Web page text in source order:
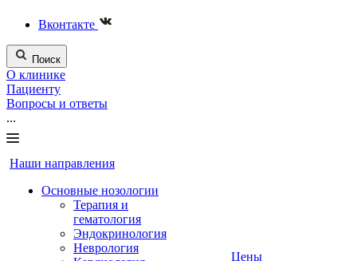
Вконтакте
Поиск
О клинике
Пациенту
Вопросы и ответы
...
Наши направления
Основные нозологии
Терапия и
гематология
Эндокринология
Неврология
Цены